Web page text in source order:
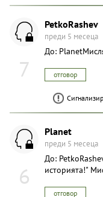
7
PetkoRashev
преди 5 месеца
До:
отговор
6
Planet
преди 5 месеца
До:
историята!"
отговор